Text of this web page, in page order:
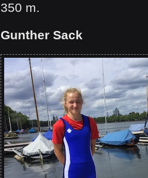
350 m.
Gunther Sack